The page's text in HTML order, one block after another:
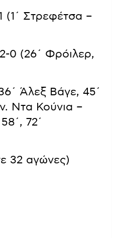
(1΄ Στρεφέτσα –
0 (26΄ Φρόιλερ,
Άλεξ Βάγε, 45΄
Ντα Κούνια –
72΄
32 αγώνες)